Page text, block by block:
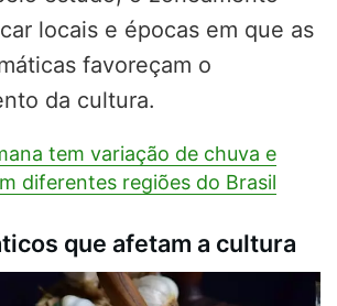
locais e épocas em que as
favoreçam o
da cultura.
tem variação de chuva e
diferentes regiões do Brasil
que afetam a cultura